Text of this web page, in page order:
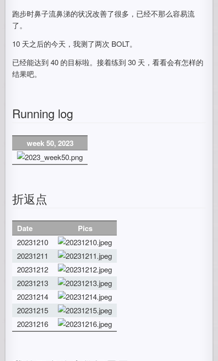
跑步时鼻子流鼻涕的状况改善了很多，已经不那么容易流
了。
10 天之后的今天，我测了两次 BOLT。
已经能达到 40 的目标啦。接着练到 30 天，看看会有怎样的
结果吧。
Running log
week 50, 2023
折返点
Date Pics
20231210
20231211
20231212
20231213
20231214
20231215
20231216